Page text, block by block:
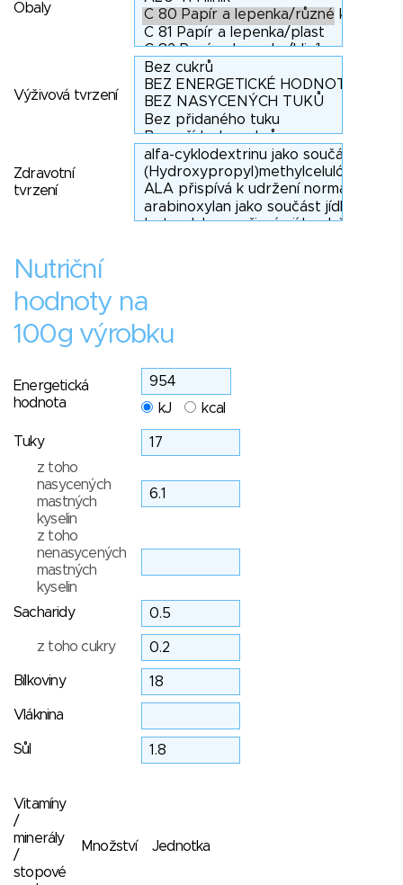
Obaly
Výživová tvrzení
Zdravotní
tvrzení
Nutriční
hodnoty na
100g výrobku
Energetická
hodnota
kJ kcal
Tuky
z toho
nasycených
mastných
kyselin
z toho
nenasycených
mastných
kyselin
Sacharidy
z toho cukry
Bílkoviny
Vláknina
Sůl
Vitamíny
/
minerály
/
stopové
Množství Jednotka